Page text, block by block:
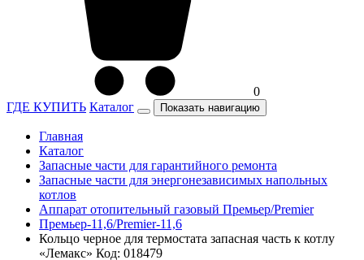
0
ГДЕ КУПИТЬ Каталог Показать навигацию
Главная
Каталог
Запасные части для гарантийного ремонта
Запасные части для энергонезависимых напольных
котлов
Аппарат отопительный газовый Премьер/Premier
Премьер-11,6/Premier-11,6
Кольцо черное для термостата запасная часть к котлу
«Лемакс» Код: 018479